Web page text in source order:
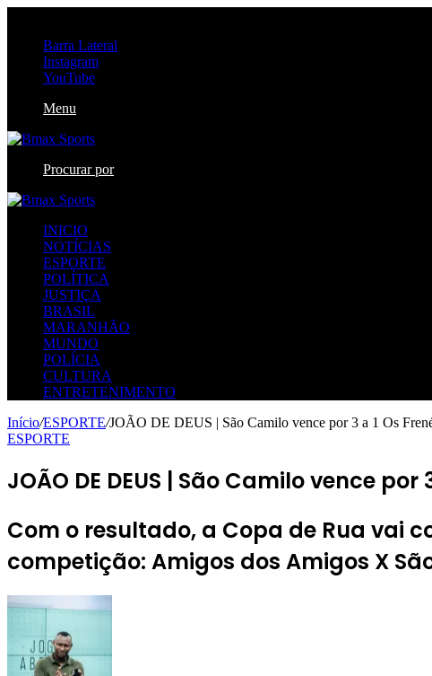
Barra Lateral
Instagram
YouTube
Menu
Procurar por
INICIO
NOTÍCIAS
ESPORTE
POLÍTICA
JUSTIÇA
BRASIL
MARANHÃO
MUNDO
POLÍCIA
CULTURA
ENTRETENIMENTO
Início/ESPORTE/JOÃO DE DEUS | São Camilo vence por 3 a 1 Os
ESPORTE
JOÃO DE DEUS | São Camilo vence
Com o resultado, a Copa de Rua vai
competição: Amigos dos Amigos X